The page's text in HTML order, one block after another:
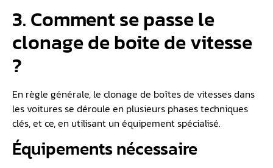
3. Comment se passe le
clonage de boite de vitesse
?
En règle générale, le clonage de boîtes de vitesses dans
les voitures se déroule en plusieurs phases techniques
clés, et ce, en utilisant un équipement spécialisé.
Équipements nécessaire